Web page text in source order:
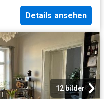
Details ansehen
12 bilder